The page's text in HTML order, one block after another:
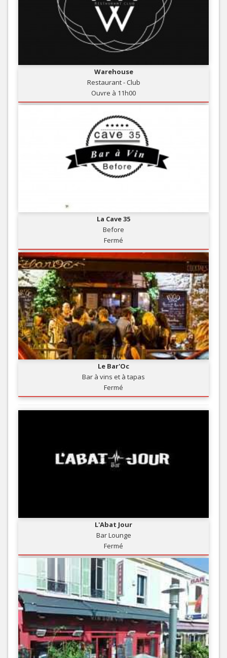
Warehouse
Restaurant - Club
Ouvre à 11h00
La Cave 35
Before
Fermé
Le Bar'Oc
Bar à vins et à tapas
Fermé
L'Abat Jour
Bar Lounge
Fermé